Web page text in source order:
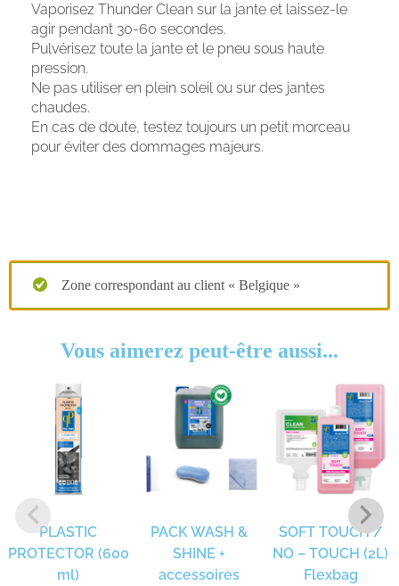
Vaporisez Thunder Clean sur la jante et laissez-le
agir pendant 30-60 secondes.
Pulvérisez toute la jante et le pneu sous haute
pression.
Ne pas utiliser en plein soleil ou sur des jantes
chaudes.
En cas de doute, testez toujours un petit morceau
pour éviter des dommages majeurs.
Zone correspondant au client « Belgique »
Vous aimerez peut-être aussi...
PLASTIC
PROTECTOR (600
ml)
PACK WASH &
SHINE +
accessoires
SOFT TOUCH /
NO – TOUCH (2L)
Flexbag